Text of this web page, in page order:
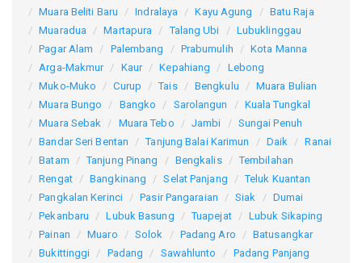
Muara Beliti Baru
Indralaya Kayu Agung
Batu Raja
Muaradua
Martapura Talang Ubi
Lubuklinggau
Pagar Alam
Palembang Prabumulih
Kota Manna
Arga-Makmur
Kaur Kepahiang
Lebong
Muko-Muko
Curup Tais Bengkulu
Muara Bulian
Muara Bungo
Bangko Sarolangun
Kuala Tungkal
Muara Sebak
Muara Tebo Jambi
Sungai Penuh
Bandar Seri Bentan
Tanjung Balai Karimun Daik
Ranai
Batam
Tanjung Pinang Bengkalis
Tembilahan
Rengat
Bangkinang Selat Panjang
Teluk Kuantan
Pangkalan Kerinci
Pasir Pangaraian Siak
Dumai
Pekanbaru
Lubuk Basung Tuapejat
Lubuk Sikaping
Painan
Muaro Solok Padang Aro
Batusangkar
Bukittinggi
Padang Sawahlunto
Padang Panjang